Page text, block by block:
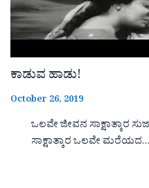
ಕಾಡುವ ಹಾಡು!
October 26, 2019
ಒಲವೇ ಜೀವನ ಸಾಕ್ಷಾತ್ಕಾರ
ಸಾಕ್ಷಾತ್ಕಾರ ಒಲವೇ ಮರೆಯದ…